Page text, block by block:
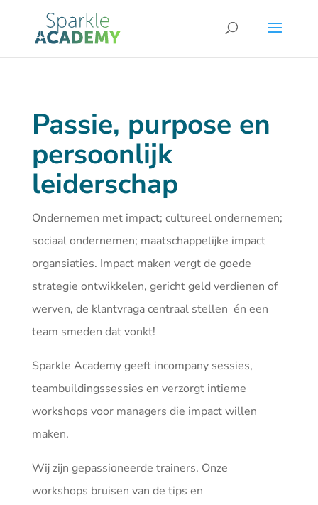
Passie, purpose en
persoonlijk
leiderschap
Ondernemen met impact; cultureel ondernemen;
sociaal ondernemen; maatschappelijke impact
organsiaties. Impact maken vergt de goede
strategie ontwikkelen, gericht geld verdienen of
werven, de klantvraga centraal stellen én een
team smeden dat vonkt!
Sparkle Academy geeft incompany sessies,
teambuildingssessies en verzorgt intieme
workshops voor managers die impact willen
maken.
Wij zijn gepassioneerde trainers. Onze
workshops bruisen van de tips en